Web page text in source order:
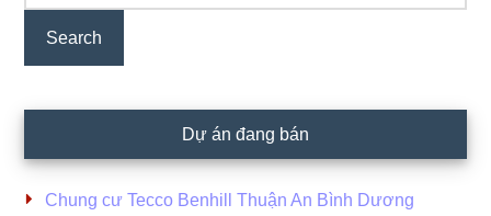
Dự án đang bán
Chung cư Tecco Benhill Thuận An Bình Dương